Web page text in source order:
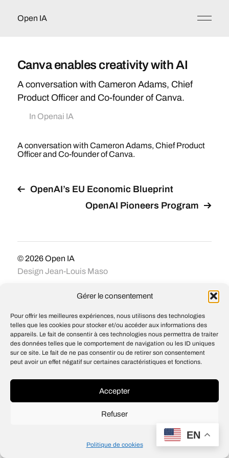
Gérer le consentement
Pour offrir les meilleures expériences, nous utilisons des technologies
telles que les cookies pour stocker et/ou accéder aux informations des
appareils. Le fait de consentir à ces technologies nous permettra de traiter
des données telles que le comportement de navigation ou les ID uniques
sur ce site. Le fait de ne pas consentir ou de retirer son consentement
peut avoir un effet négatif sur certaines caractéristiques et fonctions.
Accepter
Refuser
Politique de cookies
Open IA
Canva enables creativity with AI
A conversation with Cameron Adams, Chief
Product Officer and Co-founder of Canva.
In Openai IA
A conversation with Cameron Adams, Chief Product
Officer and Co-founder of Canva.
OpenAI’s EU Economic Blueprint
OpenAI Pioneers Program
© 2026Open IA
Design Jean-Louis Maso
EN